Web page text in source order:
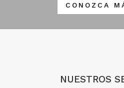
CONOZCA
NUESTROS